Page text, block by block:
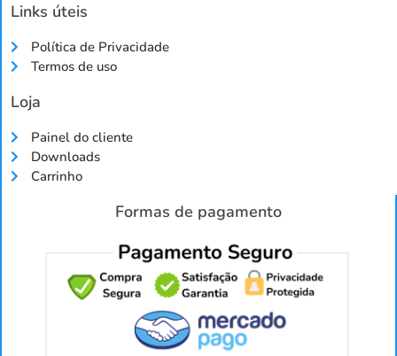
Links úteis
Política de Privacidade
Termos de uso
Loja
Painel do cliente
Downloads
Carrinho
Formas de pagamento